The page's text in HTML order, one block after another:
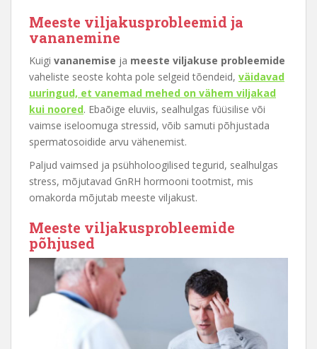
Meeste viljakusprobleemid ja
vananemine
Kuigi vananemise ja meeste viljakuse probleemide
vaheliste seoste kohta pole selgeid tõendeid, väidavad
uuringud, et vanemad mehed on vähem viljakad
kui noored. Ebaõige eluviis, sealhulgas füüsilise või
vaimse iseloomuga stressid, võib samuti põhjustada
spermatosoidide arvu vähenemist.
Paljud vaimsed ja psühholoogilised tegurid, sealhulgas
stress, mõjutavad GnRH hormooni tootmist, mis
omakorda mõjutab meeste viljakust.
Meeste viljakusprobleemide
põhjused